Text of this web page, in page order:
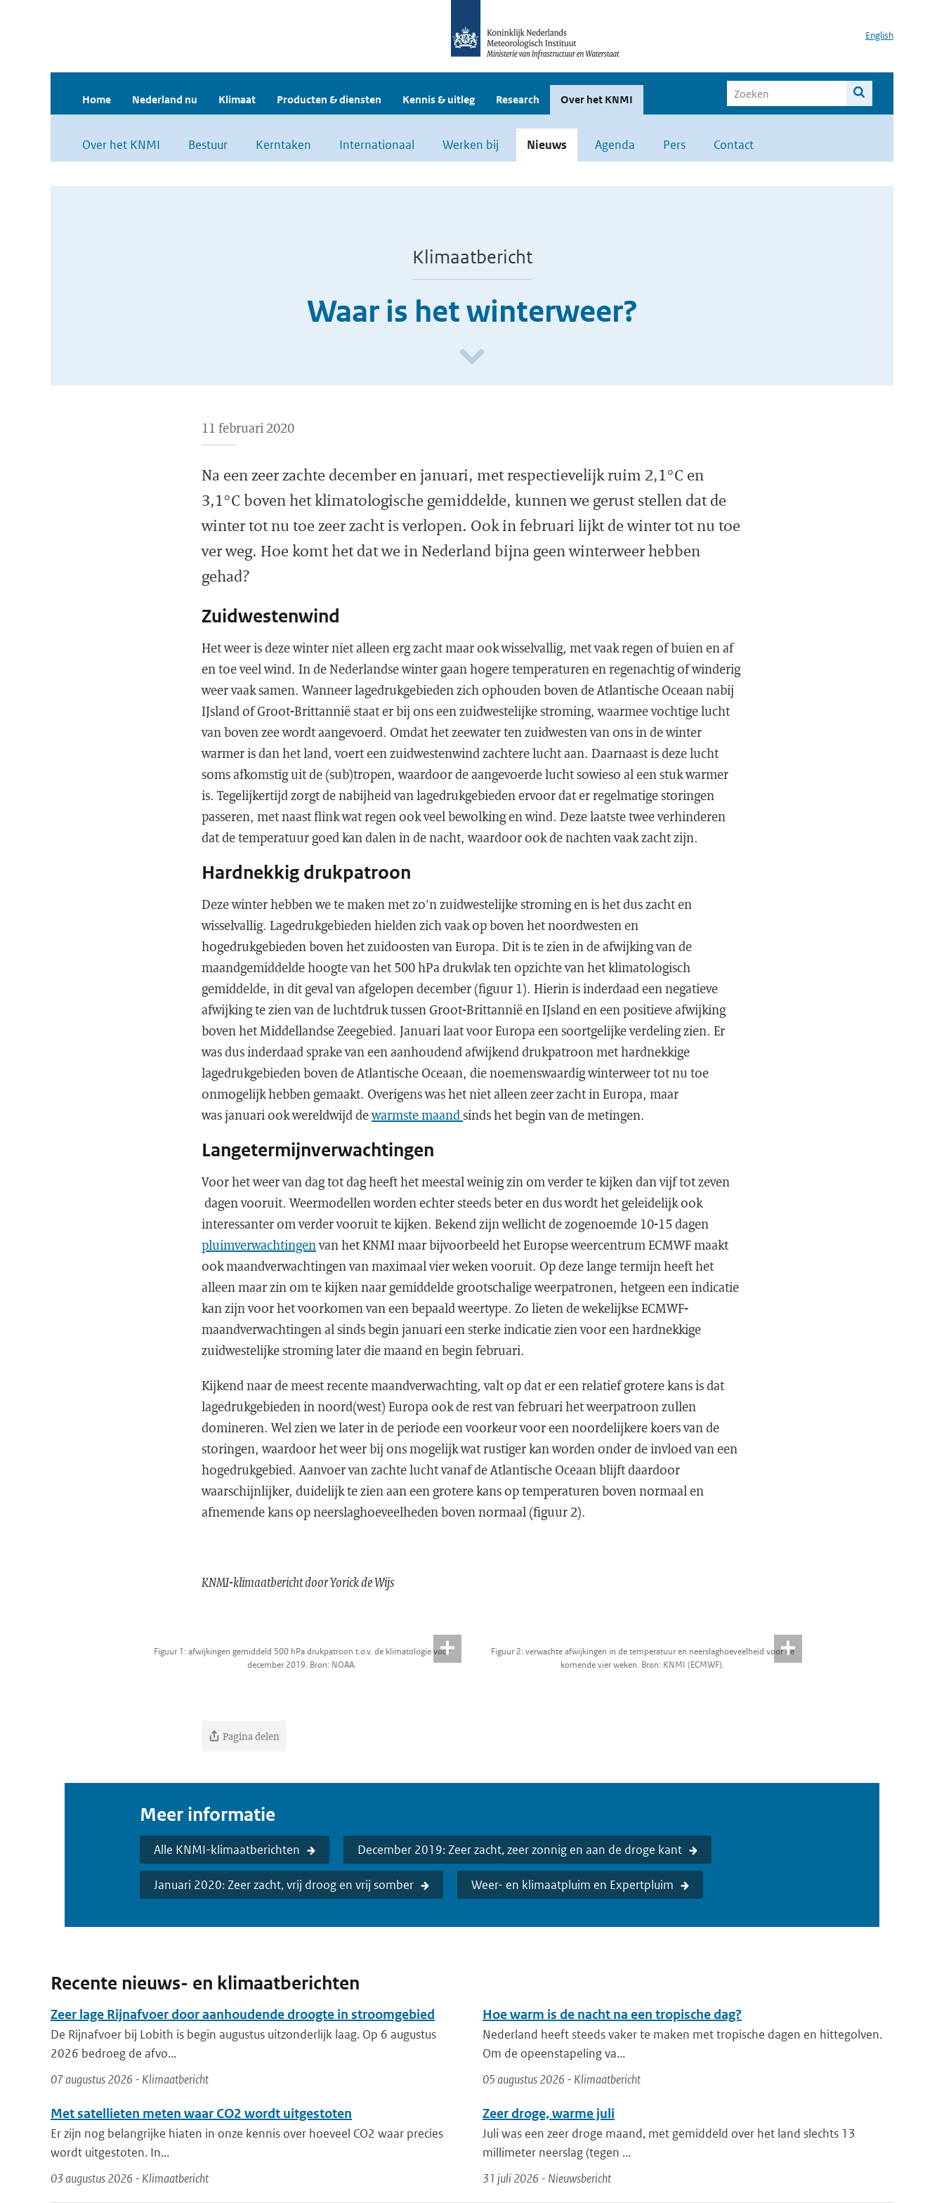
English
Home Nederland nu Klimaat Producten & diensten Kennis & uitleg Research Over het KNMI
Over het KNMI Bestuur Kerntaken Internationaal Werken bij Nieuws Agenda Pers Contact
Klimaatbericht
Waar is het winterweer?
11 februari 2020
Na een zeer zachte december en januari, met respectievelijk ruim 2,1°C en
3,1°C boven het klimatologische gemiddelde, kunnen we gerust stellen dat de
winter tot nu toe zeer zacht is verlopen. Ook in februari lijkt de winter tot nu toe
ver weg. Hoe komt het dat we in Nederland bijna geen winterweer hebben
gehad?
Zuidwestenwind
Het weer is deze winter niet alleen erg zacht maar ook wisselvallig, met vaak regen of buien en af
en toe veel wind. In de Nederlandse winter gaan hogere temperaturen en regenachtig of winderig
weer vaak samen. Wanneer lagedrukgebieden zich ophouden boven de Atlantische Oceaan nabij
IJsland of Groot-Brittannië staat er bij ons een zuidwestelijke stroming, waarmee vochtige lucht
van boven zee wordt aangevoerd. Omdat het zeewater ten zuidwesten van ons in de winter
warmer is dan het land, voert een zuidwestenwind zachtere lucht aan. Daarnaast is deze lucht
soms afkomstig uit de (sub)tropen, waardoor de aangevoerde lucht sowieso al een stuk warmer
is. Tegelijkertijd zorgt de nabijheid van lagedrukgebieden ervoor dat er regelmatige storingen
passeren, met naast flink wat regen ook veel bewolking en wind. Deze laatste twee verhinderen
dat de temperatuur goed kan dalen in de nacht, waardoor ook de nachten vaak zacht zijn.
Hardnekkig drukpatroon
Deze winter hebben we te maken met zo'n zuidwestelijke stroming en is het dus zacht en
wisselvallig. Lagedrukgebieden hielden zich vaak op boven het noordwesten en
hogedrukgebieden boven het zuidoosten van Europa. Dit is te zien in de afwijking van de
maandgemiddelde hoogte van het 500 hPa drukvlak ten opzichte van het klimatologisch
gemiddelde, in dit geval van afgelopen december (figuur 1). Hierin is inderdaad een negatieve
afwijking te zien van de luchtdruk tussen Groot-Brittannië en IJsland en een positieve afwijking
boven het Middellandse Zeegebied. Januari laat voor Europa een soortgelijke verdeling zien. Er
was dus inderdaad sprake van een aanhoudend afwijkend drukpatroon met hardnekkige
lagedrukgebieden boven de Atlantische Oceaan, die noemenswaardig winterweer tot nu toe
onmogelijk hebben gemaakt. Overigens was het niet alleen zeer zacht in Europa, maar
was januari ook wereldwijd dewarmste maand sinds het begin van de metingen.
Langetermijnverwachtingen
Voor het weer van dag tot dag heeft het meestal weinig zin om verder te kijken dan vijf tot zeven
dagen vooruit. Weermodellen worden echter steeds beter en dus wordt het geleidelijk ook
interessanter om verder vooruit te kijken. Bekend zijn wellicht de zogenoemde 10-15 dagen
pluimverwachtingenvan het KNMI maar bijvoorbeeld het Europse weercentrum ECMWF maakt
ook maandverwachtingen van maximaal vier weken vooruit. Op deze lange termijn heeft het
alleen maar zin om te kijken naar gemiddelde grootschalige weerpatronen, hetgeen een indicatie
kan zijn voor het voorkomen van een bepaald weertype. Zo lieten de wekelijkse ECMWF-
maandverwachtingen al sinds begin januari een sterke indicatie zien voor een hardnekkige
zuidwestelijke stroming later die maand en begin februari.
Kijkend naar de meest recente maandverwachting, valt op dat er een relatief grotere kans is dat
lagedrukgebieden in noord(west) Europa ook de rest van februari het weerpatroon zullen
domineren. Wel zien we later in de periode een voorkeur voor een noordelijkere koers van de
storingen, waardoor het weer bij ons mogelijk wat rustiger kan worden onder de invloed van een
hogedrukgebied. Aanvoer van zachte lucht vanaf de Atlantische Oceaan blijft daardoor
waarschijnlijker, duidelijk te zien aan een grotere kans op temperaturen boven normaal en
afnemende kans op neerslaghoeveelheden boven normaal (figuur 2).
KNMI-klimaatbericht door Yorick de Wijs
Figuur 1: afwijkingen gemiddeld 500 hPa drukpatroon t.o.v. de klimatologie voor
december 2019. Bron: NOAA.
Figuur 2: verwachte afwijkingen in de temperatuur en neerslaghoeveelheid voor de
komende vier weken. Bron: KNMI (ECMWF).
Pagina delen
Meer informatie
Alle KNMI-klimaatberichten December 2019: Zeer zacht, zeer zonnig en aan de droge kant
Januari 2020: Zeer zacht, vrij droog en vrij somber Weer- en klimaatpluim en Expertpluim
Recente nieuws- en klimaatberichten
Zeer lage Rijnafvoer door aanhoudende droogte in stroomgebied
De Rijnafvoer bij Lobith is begin augustus uitzonderlijk laag. Op 6 augustus
2026 bedroeg de afvo...
07 augustus 2026 - Klimaatbericht
Hoe warm is de nacht na een tropische dag?
Nederland heeft steeds vaker te maken met tropische dagen en hittegolven.
Om de opeenstapeling va...
05 augustus 2026 - Klimaatbericht
Met satellieten meten waar CO2 wordt uitgestoten
Er zijn nog belangrijke hiaten in onze kennis over hoeveel CO2 waar precies
wordt uitgestoten. In...
03 augustus 2026 - Klimaatbericht
Zeer droge, warme juli
Juli was een zeer droge maand, met gemiddeld over het land slechts 13
millimeter neerslag (tegen ...
31 juli 2026 - Nieuwsbericht